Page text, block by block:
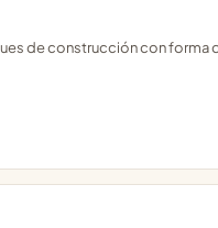
de construcción con forma